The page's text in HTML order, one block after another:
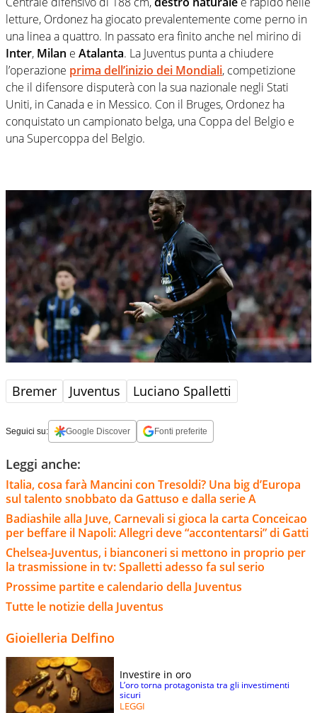
letture, Ordonez ha giocato prevalentemente come perno in
una linea a quattro. In passato era finito anche nel mirino di
Inter, Milan e Atalanta. La Juventus punta a chiudere
l’operazione prima dell’inizio dei Mondiali, competizione
che il difensore disputerà con la sua nazionale negli Stati
Uniti, in Canada e in Messico. Con il Bruges, Ordonez ha
conquistato un campionato belga, una Coppa del Belgio e
una Supercoppa del Belgio.
Bremer Juventus Luciano Spalletti
Seguici su: Google Discover Fonti preferite
Leggi anche:
Italia, cosa farà Mancini con Tresoldi? Una big d’Europa
sul talento snobbato da Gattuso e dalla serie A
Badiashile alla Juve, Carnevali si gioca la carta Conceicao
per beffare il Napoli: Allegri deve “accontentarsi” di Gatti
Chelsea-Juventus, i bianconeri si mettono in proprio per
la trasmissione in tv: Spalletti adesso fa sul serio
Prossime partite e calendario della Juventus
Tutte le notizie della Juventus
Gioielleria Delfino
Investire in oro
L’oro torna protagonista tra gli investimenti
sicuri
LEGGI